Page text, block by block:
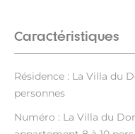
Caractéristiques
Résidence : La Villa du
personnes
Numéro : La Villa du